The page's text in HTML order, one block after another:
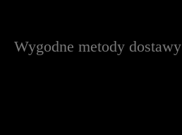
Wygodne metody dostawy